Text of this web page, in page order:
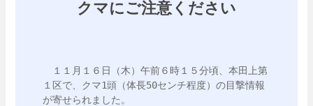
クマにご注意ください
１１月１６日（木）午前６時１５分頃、本田上第
１区で、クマ1頭（体長50センチ程度）の目撃情報
が寄せられました。